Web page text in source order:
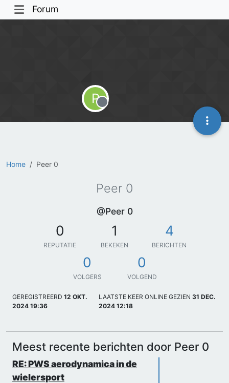
Forum
Home Peer 0
P
Offline
Peer 0
@Peer 0
0
REPUTATIE
1
BEKEKEN
4
BERICHTEN
0
VOLGERS
0
VOLGEND
GEREGISTREERD 12 OKT.
2024 19:36
LAATSTE KEER ONLINE GEZIEN 31 DEC.
2024 12:18
Meest recente berichten door Peer 0
RE: PWS aerodynamica in de
wielersport